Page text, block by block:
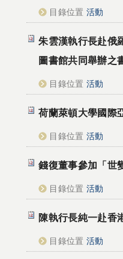
目錄位置 活動
朱雲漢執行長赴俄
圖書館共同舉辦之
目錄位置 活動
荷蘭萊頓大學國
目錄位置 活動
錢復董事參加「世
目錄位置 活動
陳執行長純一赴香
目錄位置 活動